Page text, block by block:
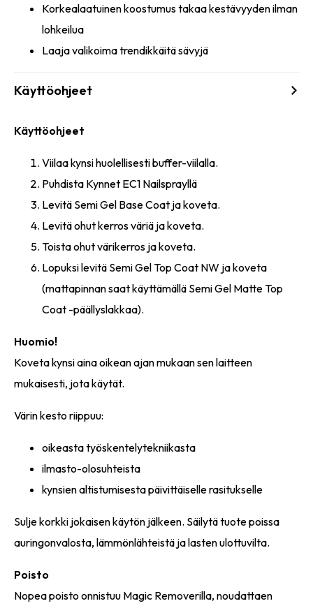
Korkealaatuinen koostumus takaa kestävyyden ilman
lohkeilua
Laaja valikoima trendikkäitä sävyjä
Käyttöohjeet
Käyttöohjeet
Viilaa kynsi huolellisesti buffer-viilalla.
Puhdista Kynnet EC1 Nailsprayllä
Levitä Semi Gel Base Coat ja koveta.
Levitä ohut kerros väriä ja koveta.
Toista ohut värikerros ja koveta.
Lopuksi levitä Semi Gel Top Coat NW ja koveta
(mattapinnan saat käyttämällä Semi Gel Matte Top
Coat -päällyslakkaa).
Huomio!
Koveta kynsi aina oikean ajan mukaan sen laitteen
mukaisesti, jota käytät.
Värin kesto riippuu:
oikeasta työskentelytekniikasta
ilmasto-olosuhteista
kynsien altistumisesta päivittäiselle rasitukselle
Sulje korkki jokaisen käytön jälkeen. Säilytä tuote poissa
auringonvalosta, lämmönlähteistä ja lasten ulottuvilta.
Poisto
Nopea poisto onnistuu Magic Removerilla, noudattaen